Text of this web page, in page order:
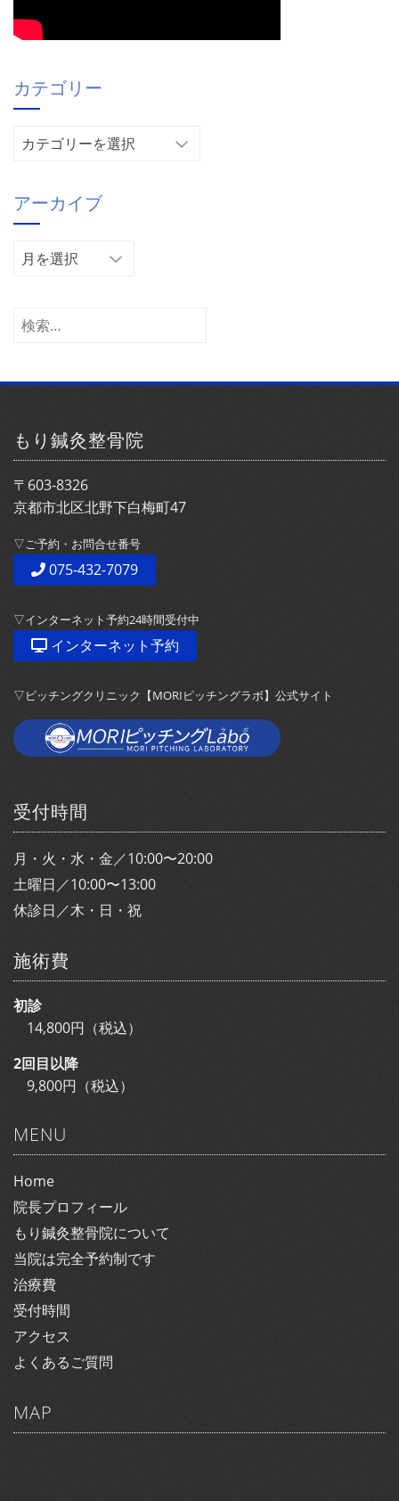
カテゴリー
テ
リ
ー
アーカイブ
ア
ー
イ
ブ
検
索:
もり鍼灸整骨院
〒603-8326
京都市北区北野下白梅町47
▽ご予約・お問合せ番号
075-432-7079
▽インターネット予約24時間受付中
インターネット予約
▽ピッチングクリニック【MORIピッチングラボ】公式サイト
受付時間
月・火・水・金／10:00〜20:00
土曜日／10:00〜13:00
休診日／木・日・祝
施術費
初診
14,800円（税込）
2回目以降
9,800円（税込）
MENU
Home
院長プロフィール
もり鍼灸整骨院について
当院は完全予約制です
治療費
受付時間
アクセス
よくあるご質問
MAP